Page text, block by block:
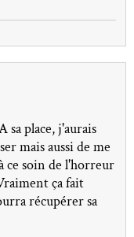
place, j'aurais
mais aussi de me
ce soin de l'horreur
ça fait
récupérer sa